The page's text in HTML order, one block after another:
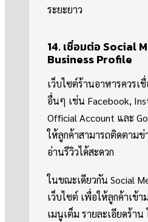
ระยะยาว
14. เชื่อมต่อ Social
Business Profile
เว็บไซต์ร้านอาหารควร
อื่นๆ เช่น Facebook,
Official Account และ
ให้ลูกค้าสามารถติดตาม
อ่านรีวิวได้สะดวก
ในขณะเดียวกัน Social
เว็บไซต์ เพื่อให้ลูกค้าเข้
เมนูเต็ม รายละเอียดร้า